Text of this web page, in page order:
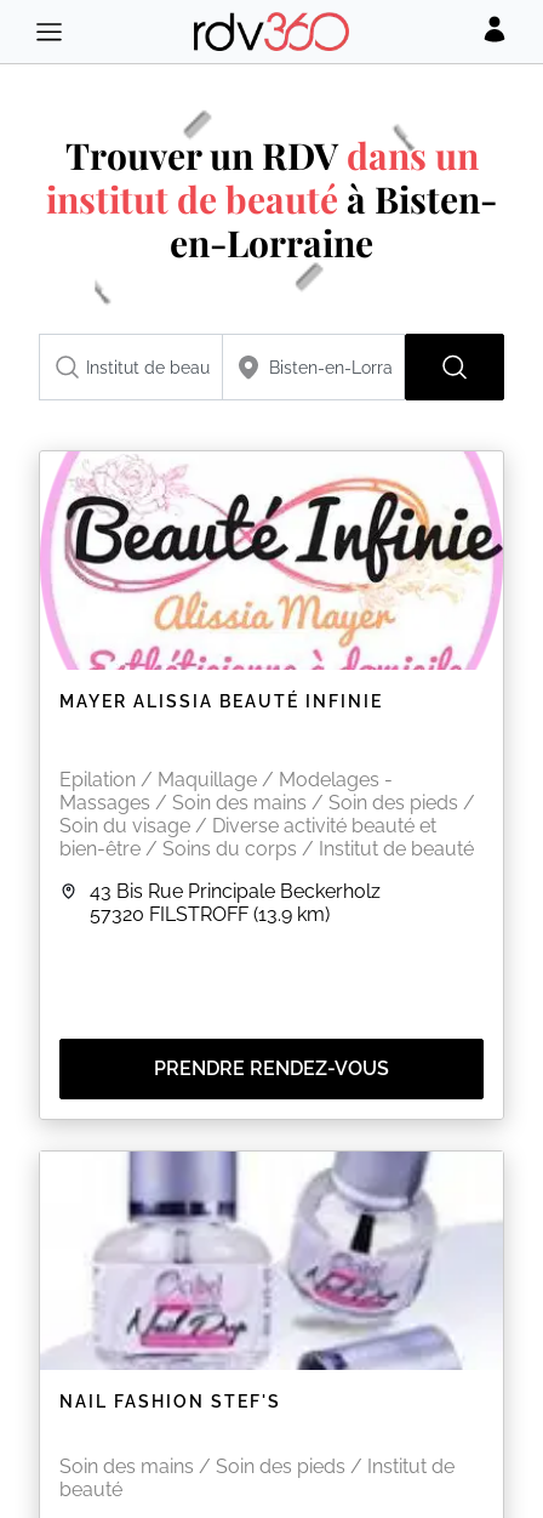
Trouver un RDVdans un
institut de beauté à Bisten-
en-Lorraine
MAYER ALISSIA BEAUTÉ INFINIE
Epilation / Maquillage / Modelages -
Massages / Soin des mains / Soin des pieds /
Soin du visage / Diverse activité beauté et
bien-être / Soins du corps / Institut de beauté
43 Bis Rue Principale Beckerholz
57320 FILSTROFF (13.9 km)
PRENDRE RENDEZ-VOUS
NAIL FASHION STEF'S
Soin des mains / Soin des pieds / Institut de
beauté